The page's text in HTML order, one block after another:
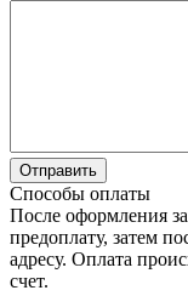
Способы оплаты
После оформления
предоплату, затем
адресу. Оплата
счет.